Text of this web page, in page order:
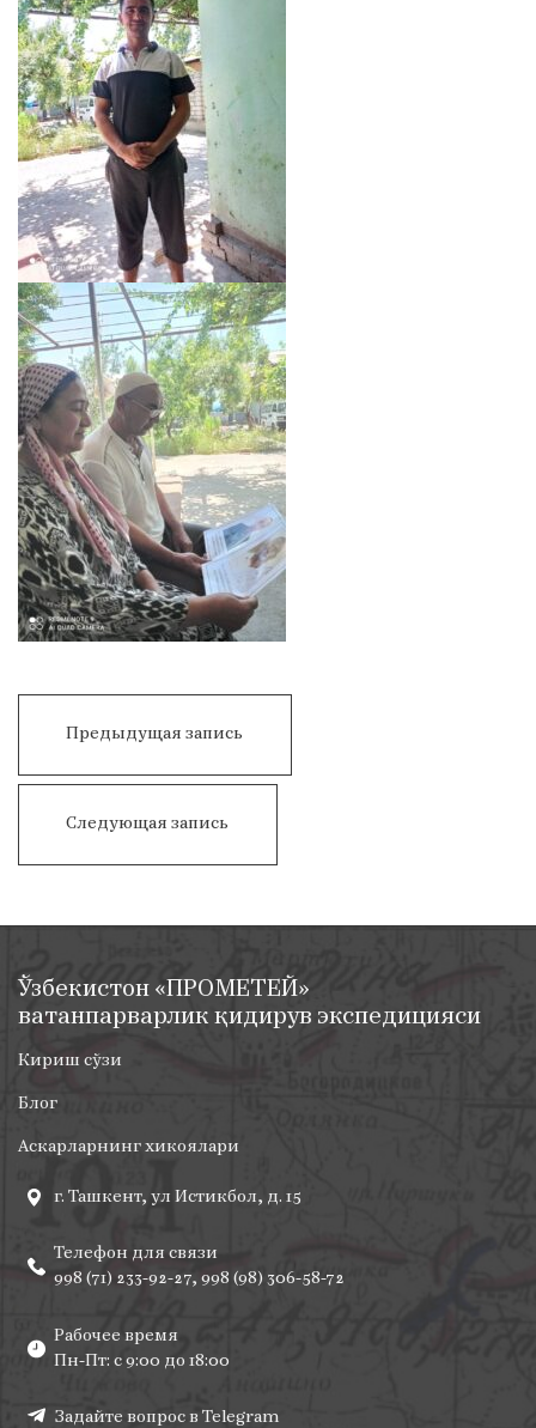
menyusi
Предыдущая запись
Следующая запись
Ўзбекистон «ПРОМЕТЕЙ»
ватанпарварлик қидирув экспедицияси
Кириш сўзи
Блог
Аскарларнинг хикоялари
г. Ташкент, ул Истикбол, д. 15
Телефон для связи
998 (71) 233-92-27, 998 (98) 306-58-72
Рабочее время
Пн-Пт: с 9:00 до 18:00
Задайте вопрос в Telegram